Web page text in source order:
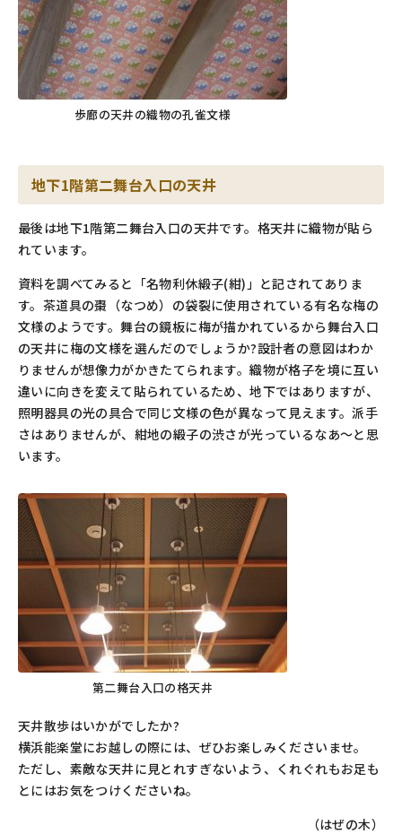
歩廊の天井の織物の孔雀文様
地下1階第二舞台入口の天井
最後は地下1階第二舞台入口の天井です。格天井に織物が貼ら
れています。
資料を調べてみると「名物利休緞子(紺)」と記されてありま
す。茶道具の棗（なつめ）の袋裂に使用されている有名な梅の
文様のようです。舞台の鏡板に梅が描かれているから舞台入口
の天井に梅の文様を選んだのでしょうか?設計者の意図はわか
りませんが想像力がかきたてられます。織物が格子を境に互い
違いに向きを変えて貼られているため、地下ではありますが、
照明器具の光の具合で同じ文様の色が異なって見えます。派手
さはありませんが、紺地の緞子の渋さが光っているなあ～と思
います。
第二舞台入口の格天井
天井散歩はいかがでしたか?
横浜能楽堂にお越しの際には、ぜひお楽しみくださいませ。
ただし、素敵な天井に見とれすぎないよう、くれぐれもお足も
とにはお気をつけくださいね。
（はぜの木）